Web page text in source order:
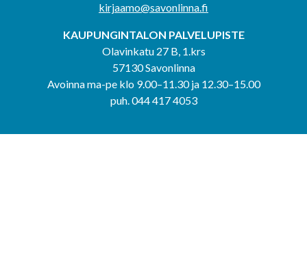
kirjaamo@savonlinna.fi
KAUPUNGINTALON PALVELUPISTE
Olavinkatu 27 B, 1.krs
57130 Savonlinna
Avoinna ma-pe klo 9.00–11.30 ja 12.30–15.00
puh. 044 417 4053